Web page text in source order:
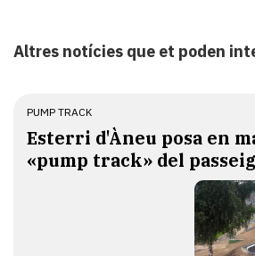
Altres notícies que et poden
PUMP TRACK
Esterri d'Àneu posa en
«pump track» del